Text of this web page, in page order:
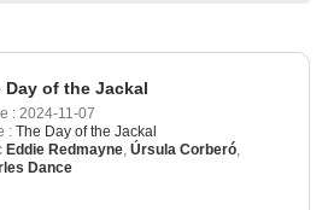
Day of the Jackal
: 2024-11-07
: The Day of the Jackal
Eddie Redmayne Úrsula Corberó
Dance